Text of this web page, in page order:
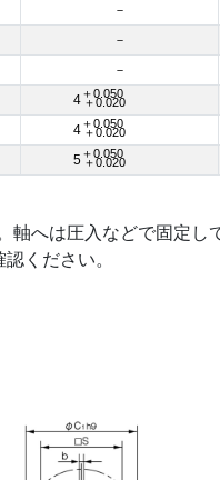
－
－
－
4＋0.050
＋0.020
4＋0.050
＋0.020
5＋0.050
＋0.020
軸へは圧入などで固定し
ください。